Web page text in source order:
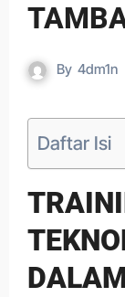
By 4dm1n
Daftar Isi